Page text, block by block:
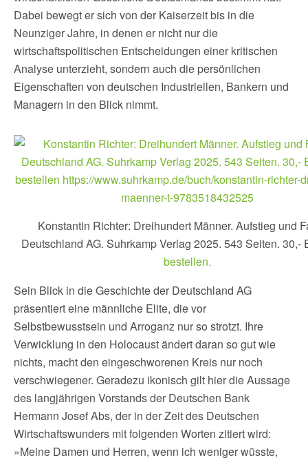
Dabei bewegt er sich von der Kaiserzeit bis in die
Neunziger Jahre, in denen er nicht nur die
wirtschaftspolitischen Entscheidungen einer kritischen
Analyse unterzieht, sondern auch die persönlichen
Eigenschaften von deutschen Industriellen, Bankern und
Managern in den Blick nimmt.
Konstantin Richter: Dreihundert Männer. Aufstieg und
Deutschland AG. Suhrkamp Verlag 2025. 543 Seiten. 30,-
bestellen.
Sein Blick in die Geschichte der Deutschland AG
präsentiert eine männliche Elite, die vor
Selbstbewusstsein und Arroganz nur so strotzt. Ihre
Verwicklung in den Holocaust ändert daran so gut wie
nichts, macht den eingeschworenen Kreis nur noch
verschwiegener. Geradezu ikonisch gilt hier die Aussage
des langjährigen Vorstands der Deutschen Bank
Hermann Josef Abs, der in der Zeit des Deutschen
Wirtschaftswunders mit folgenden Worten zitiert wird:
»Meine Damen und Herren, wenn ich weniger wüsste,